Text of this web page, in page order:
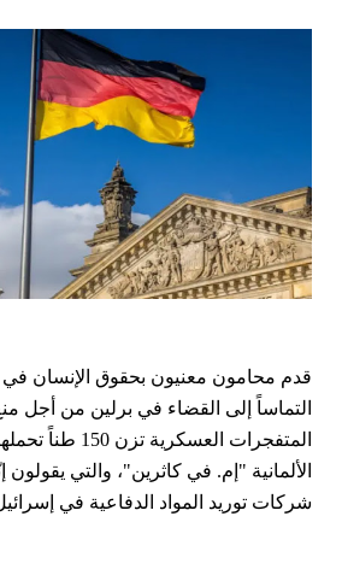
قدم محامون معنيون بحقوق الإنسان في
التماساً إلى القضاء في برلين من أجل
المتفجرات
الألمانية "إم. في كاثرين"، والتي يقولون
شركات توريد المواد الدفاعية في